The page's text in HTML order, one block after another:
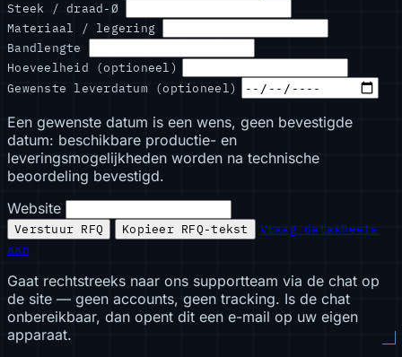
Steek / draad-Ø
Materiaal / legering
Bandlengte
Hoeveelheid (optioneel)
Gewenste leverdatum (optioneel)
Een gewenste datum is een wens, geen bevestigde
datum: beschikbare productie- en
leveringsmogelijkheden worden na technische
beoordeling bevestigd.
Website
Verstuur RFQ Kopieer RFQ-tekst
Vraag datasheets
aan
Gaat rechtstreeks naar ons supportteam via de chat op
de site — geen accounts, geen tracking. Is de chat
onbereikbaar, dan opent dit een e-mail op uw eigen
apparaat.